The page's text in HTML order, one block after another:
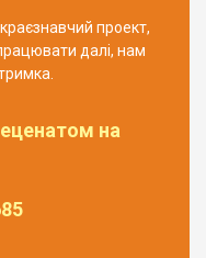
проект,
далі, нам
на